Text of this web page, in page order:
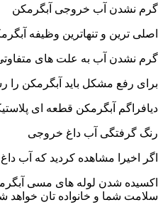
گرم نشدن آب خروجی آبگرمکن
اصلی ترین و تنهاترین وظیفه
گرم نشدن آب به علت های
برای رفع مشکل باید آبگرمکن را
دیافراگم آبگرمکن قطعه ای
رنگ گرفتگی آب داغ خروجی
اگر اخیرا مشاهده کردید که آب
اکسیده شدن لوله های مسی
سلامت شما و خانواده تان خواهد